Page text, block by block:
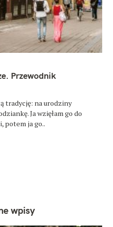
Przewodnik
tradycję: na urodziny
Ja wzięłam go do
potem ja go..
wpisy